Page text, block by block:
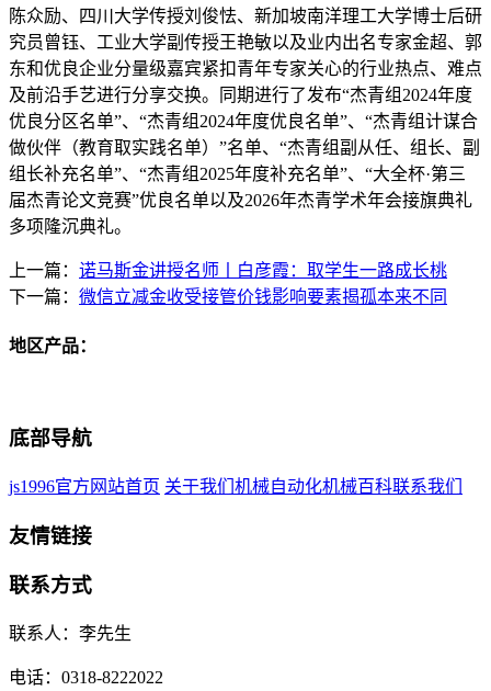
陈众励、四川大学传授刘俊怯、新加坡南洋理工大学博士后研
究员曾钰、工业大学副传授王艳敏以及业内出名专家金超、郭
东和优良企业分量级嘉宾紧扣青年专家关心的行业热点、难点
及前沿手艺进行分享交换。同期进行了发布“杰青组2024年度
优良分区名单”、“杰青组2024年度优良名单”、“杰青组计谋合
做伙伴（教育取实践名单）”名单、“杰青组副从任、组长、副
组长补充名单”、“杰青组2025年度补充名单”、“大全杯·第三
届杰青论文竞赛”优良名单以及2026年杰青学术年会接旗典礼
多项隆沉典礼。
上一篇： 诺马斯金讲授名师丨白彦霞：取学生一路成长桃
下一篇： 微信立减金收受接管价钱影响要素揭孤本来不同
地区产品：
底部导航
js1996官方网站首页 关于我们 机械自动化机械百科联系我们
友情链接
联系方式
联系人：李先生
电话：0318-8222022